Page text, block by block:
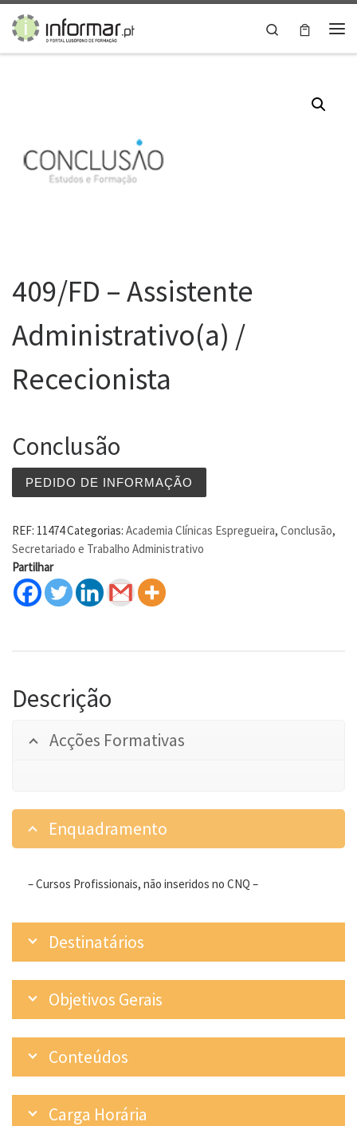
Skip to content
Search
409/FD – Assistente
Administrativo(a) /
Rececionista
Conclusão
PEDIDO DE INFORMAÇÃO
REF: 11474Categorias: Academia Clínicas Espregueira, Conclusão,
Secretariado e Trabalho Administrativo
Partilhar
Descrição
Acções Formativas
Enquadramento
– Cursos Profissionais, não inseridos no CNQ –
Destinatários
Objetivos Gerais
Conteúdos
Carga Horária